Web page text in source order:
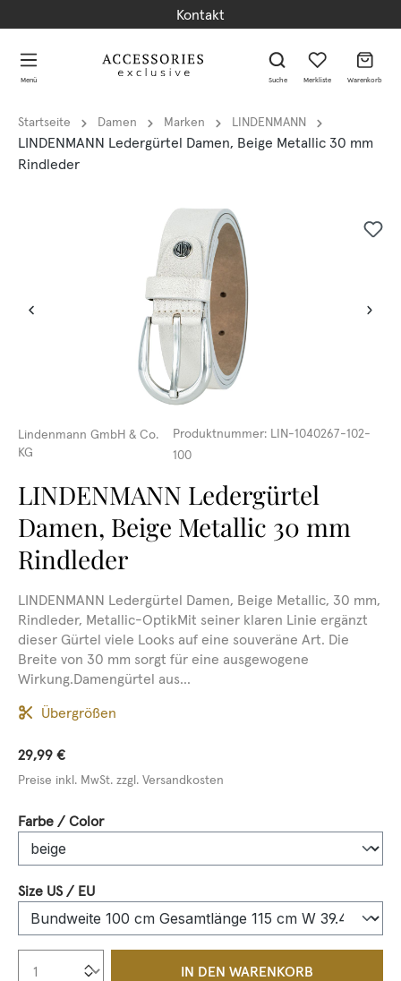
Kontakt
Menü Suche Merkliste Warenkorb
Startseite Damen Marken LINDENMANN
LINDENMANN Ledergürtel Damen, Beige Metallic 30 mm
Rindleder
Lindenmann GmbH & Co.
KG
Produktnummer: LIN-1040267-102-
100
LINDENMANN Ledergürtel
Damen, Beige Metallic 30 mm
Rindleder
LINDENMANN Ledergürtel Damen, Beige Metallic, 30 mm,
Rindleder, Metallic-OptikMit seiner klaren Linie ergänzt
dieser Gürtel viele Looks auf eine souveräne Art. Die
Breite von 30 mm sorgt für eine ausgewogene
Wirkung.Damengürtel aus...
Übergrößen
29,99 €
Preise inkl. MwSt. zzgl. Versandkosten
Farbe / Colorauswählen
Size US / EUauswählen
Produkt Anzahl: Gib den
IN DEN WARENKORB